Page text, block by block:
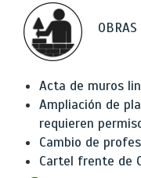
Acta de muros
Ampliación de
requieren
Cambio de
Cartel frente de